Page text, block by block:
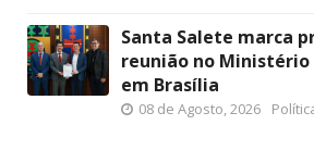
Santa Salete marca
reunião no Ministério
em Brasília
08 de Agosto, 2026